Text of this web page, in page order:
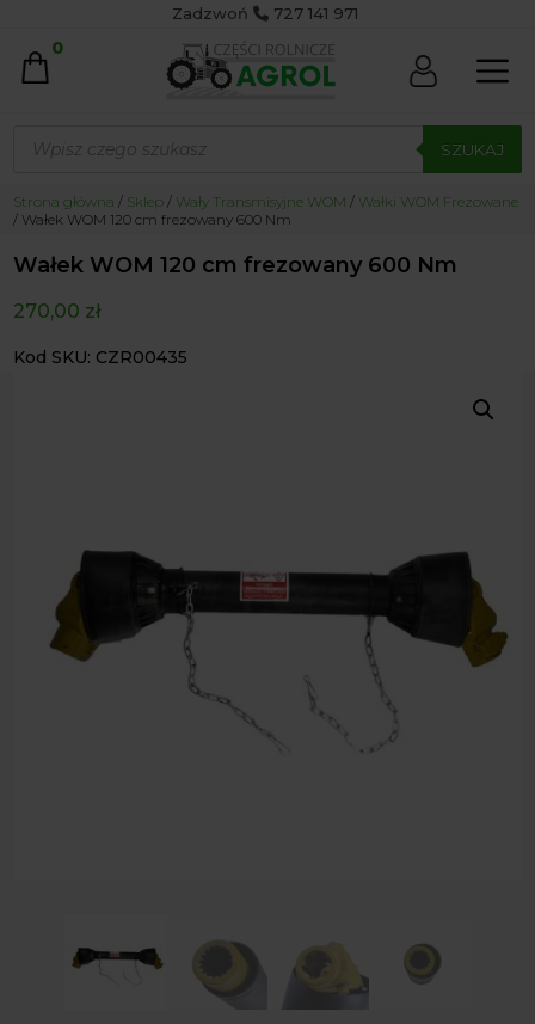
Zadzwoń 727 141 971
0
produktów SZUKAJ
Strona główna / Sklep / Wały Transmisyjne WOM / Wałki WOM Frezowane
/ Wałek WOM 120 cm frezowany 600 Nm
Wałek WOM 120 cm frezowany 600 Nm
270,00 zł
Kod SKU: CZR00435